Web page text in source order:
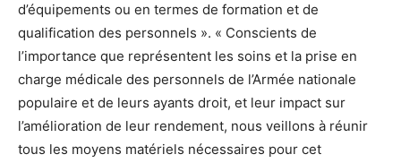
d’équipements ou en termes de formation et de
qualification des personnels ». « Conscients de
l’importance que représentent les soins et la prise en
charge médicale des personnels de l’Armée nationale
populaire et de leurs ayants droit, et leur impact sur
l’amélioration de leur rendement, nous veillons à réunir
tous les moyens matériels nécessaires pour cet